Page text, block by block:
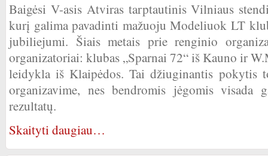
Baigėsi V-asis Atviras tarptautinis Vilniaus
kurį galima pavadinti mažuoju Modeliuok LT
jubiliejumi. Šiais metais prie renginio
organizatoriai: klubas „Sparnai 72“ iš Kauno ir
leidykla iš Klaipėdos. Tai džiuginantis pokytis
organizavime, nes bendromis jėgomis visada
rezultatų.
Skaityti daugiau…